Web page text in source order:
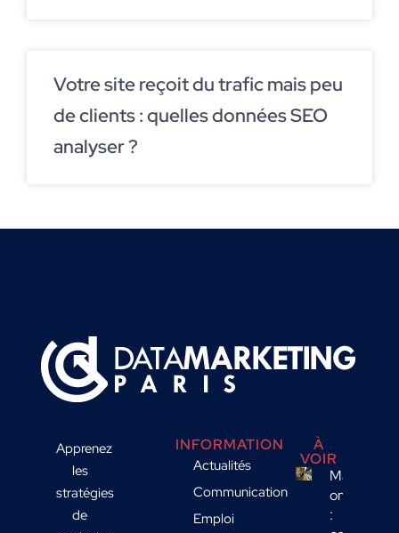
Votre site reçoit du trafic mais peu
de clients : quelles données SEO
analyser ?
Apprenez
les
stratégies
de
INFORMATION
Actualités
Communication
Emploi
À
VOIR
Marketing
omnicanal
: